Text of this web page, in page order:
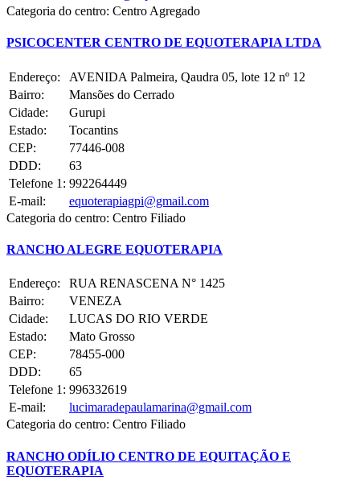
Categoria do centro: Centro Agregado
PSICOCENTER CENTRO DE EQUOTERAPIA LTDA
Endereço:
AVENIDA Palmeira, Qaudra 05, lote 12 nº 12
Bairro:
Mansões do Cerrado
Cidade:
Gurupi
Estado:
Tocantins
CEP:
77446-008
DDD:
63
Telefone 1: 992264449
E-mail:
equoterapiagpi@gmail.com
Categoria do centro: Centro Filiado
RANCHO ALEGRE EQUOTERAPIA
Endereço:
RUA RENASCENA N° 1425
Bairro:
VENEZA
Cidade:
LUCAS DO RIO VERDE
Estado:
Mato Grosso
CEP:
78455-000
DDD:
65
Telefone 1: 996332619
E-mail:
lucimaradepaulamarina@gmail.com
Categoria do centro: Centro Filiado
RANCHO ODÍLIO CENTRO DE EQUITAÇÃO E
EQUOTERAPIA